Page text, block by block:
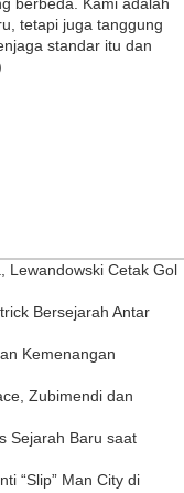
tetapi juga tanggung
standar itu dan
Lewandowski Cetak Gol
Bersejarah Antar
Kemenangan
Zubimendi dan
Sejarah Baru saat
“Slip” Man City di